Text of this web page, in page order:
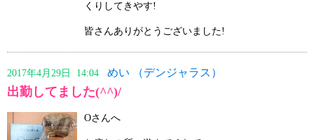
くりしてきやす!
皆さんありがとうございました!
2017年4月29日 14:04 めい （デンジャラス）
出勤してました(^^)/
Oさんへ